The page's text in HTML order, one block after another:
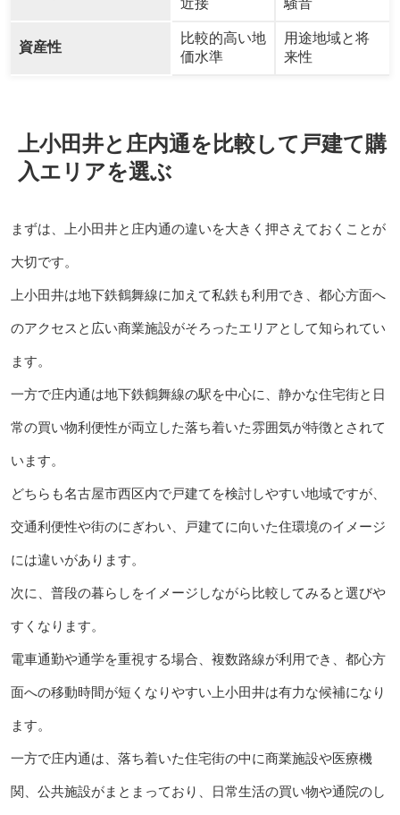
資産性
比較的高い地
価水準
用途地域と将
来性
上小田井と庄内通を比較して戸建て購
入エリアを選ぶ
まずは、上小田井と庄内通の違いを大きく押さえておくことが
大切です。
上小田井は地下鉄鶴舞線に加えて私鉄も利用でき、都心方面へ
のアクセスと広い商業施設がそろったエリアとして知られてい
ます。
一方で庄内通は地下鉄鶴舞線の駅を中心に、静かな住宅街と日
常の買い物利便性が両立した落ち着いた雰囲気が特徴とされて
います。
どちらも名古屋市西区内で戸建てを検討しやすい地域ですが、
交通利便性や街のにぎわい、戸建てに向いた住環境のイメージ
には違いがあります。
次に、普段の暮らしをイメージしながら比較してみると選びや
すくなります。
電車通勤や通学を重視する場合、複数路線が利用でき、都心方
面への移動時間が短くなりやすい上小田井は有力な候補になり
ます。
一方で庄内通は、落ち着いた住宅街の中に商業施設や医療機
関、公共施設がまとまっており、日常生活の買い物や通院のし